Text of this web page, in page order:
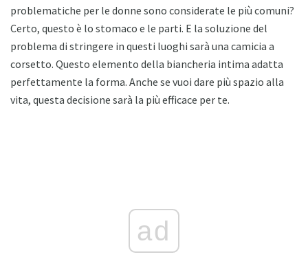
problematiche per le donne sono considerate le più comuni?
Certo, questo è lo stomaco e le parti. E la soluzione del
problema di stringere in questi luoghi sarà una camicia a
corsetto. Questo elemento della biancheria intima adatta
perfettamente la forma. Anche se vuoi dare più spazio alla
vita, questa decisione sarà la più efficace per te.
ad